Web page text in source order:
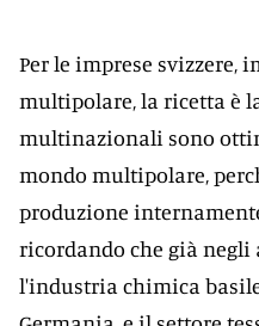
Per le imprese svizzere,
multipolare, la ricetta è
multinazionali sono
mondo multipolare,
produzione
ricordando che già
l'industria chimica